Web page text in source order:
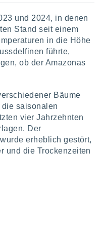
und 2024, in denen
Stand seit einem
in die Höhe
führte,
ob der Amazonas
Bäume
saisonalen
vier Jahrzehnten
Der
erheblich gestört,
und die Trockenzeiten